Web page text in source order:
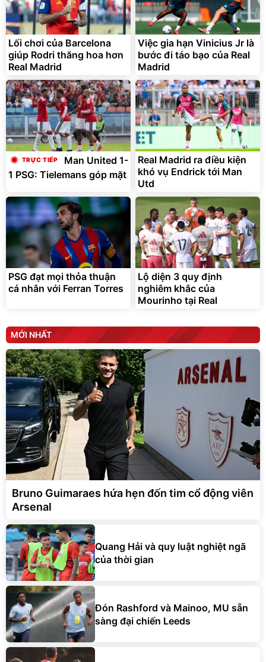
Lót ghế ôtô, nâng lưng
chống nóng giúp thoải mái
trong di chuyển
295.000đ
Đã bán nhiều
Lối chơi của Barcelona
giúp Rodri thăng hoa hơn
Real Madrid
Việc gia hạn Vinicius Jr là
bước đi táo bạo của Real
Madrid
1 PSG: Tielemans góp mặt
Real Madrid ra điều kiện
khó vụ Endrick tới Man
Utd
PSG đạt mọi thỏa thuận
cá nhân với Ferran Torres
Lộ diện 3 quy định
nghiêm khắc của
Mourinho tại Real
MỚI NHẤT
Bruno Guimaraes hứa hẹn đốn tim cổ động viên
Arsenal
Quang Hải và quy luật nghiệt ngã
của thời gian
Đón Rashford và Mainoo, MU sẵn
sàng đại chiến Leeds